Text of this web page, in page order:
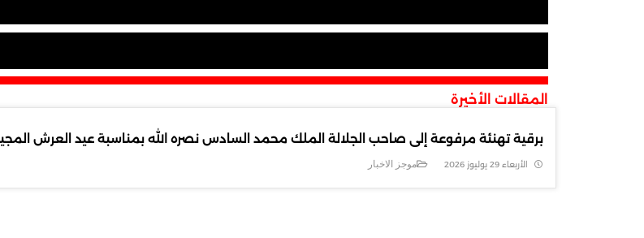
المقالات الأخيرة
برقية تهنئة مرفوعة إلى صاحب الجلالة الملك محمد السادس نصره الله بمناسبة عيد العرش
الأربعاء 29 يوليوز 2026 موجز الاخبار